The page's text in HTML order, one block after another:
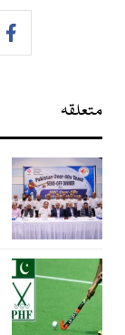
متعلقہ